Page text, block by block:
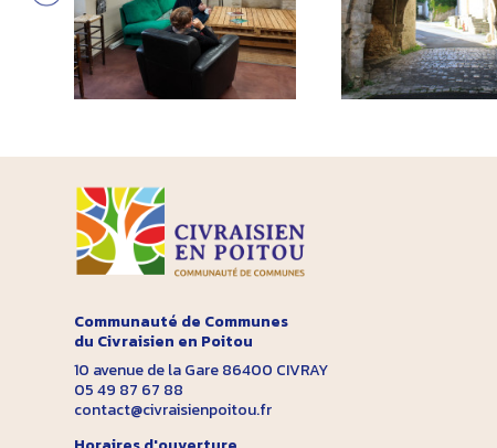
Communauté de Communes
du Civraisien en Poitou
10 avenue de la Gare 86400 CIVRAY
05 49 87 67 88
contact@civraisienpoitou.fr